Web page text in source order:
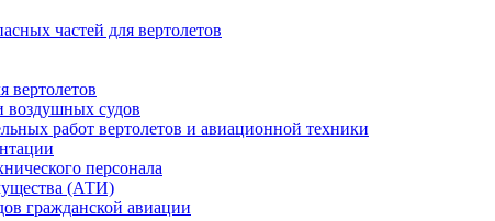
частей для вертолетов
вертолетов
воздушных судов
работ вертолетов и авиационной техники
персонала
(АТИ)
гражданской авиации